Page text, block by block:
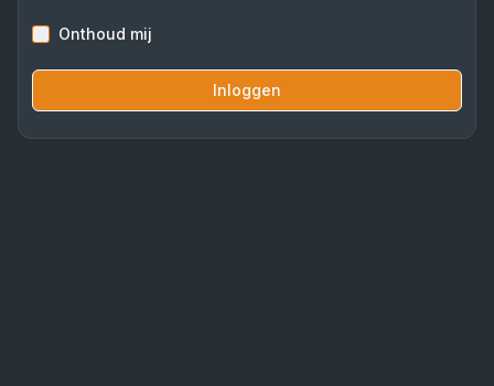
Onthoud mij
Inloggen